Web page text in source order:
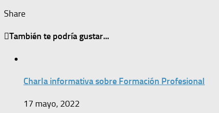
Share
También te podría gustar...
Charla informativa sobre Formación Profesional
17 mayo, 2022